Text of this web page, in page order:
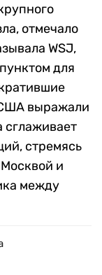
отмечало
WSJ,
для
выражали
сглаживает
стремясь
и
между